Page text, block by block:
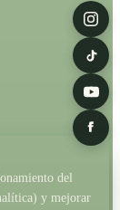
del
y mejorar